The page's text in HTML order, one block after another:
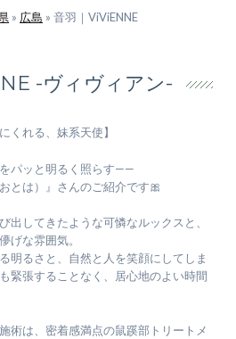
» 広島 » 音羽｜ViViENNE
-ヴィヴィアン-
くれる、妹系天使】
パッと明るく照らす——
とは）』さんのご紹介です🎀
出してきたような可憐なルックスと、
げな雰囲気。
明るさと、自然と人を笑顔にしてしま
緊張することなく、居心地のよい時間
術は、密着感満点の鼠蹊部トリートメ